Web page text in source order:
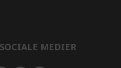
MEDIER